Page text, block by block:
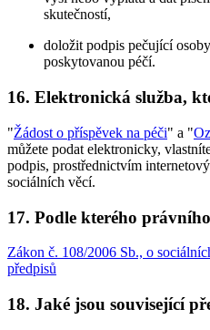
skutečností,
doložit podpis pečující
poskytovanou péčí.
16. Elektronická služba,
"Žádost o příspěvek na péči" a "
můžete podat elektronicky,
podpis, prostřednictvím
sociálních věcí.
17. Podle kterého
Zákon č. 108/2006 Sb., o
předpisů
18. Jaké jsou související